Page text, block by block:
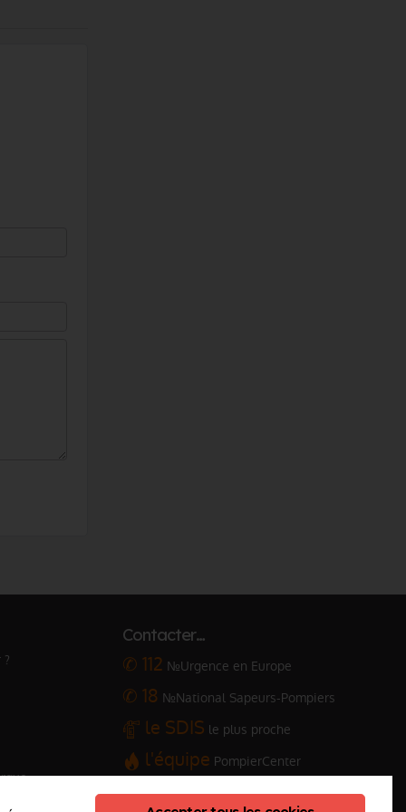
Contacter…
✆ 112 №Urgence en Europe
✆ 18 №National Sapeurs-Pompiers
le SDIS le plus proche
l'équipe PompierCenter